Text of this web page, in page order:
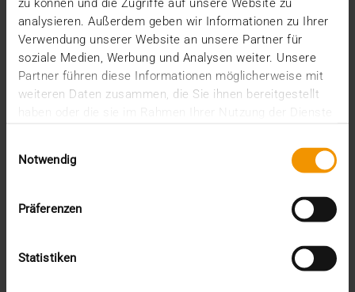
zu können und die Zugriffe auf unsere Website zu
analysieren. Außerdem geben wir Informationen zu Ihrer
Verwendung unserer Website an unsere Partner für
soziale Medien, Werbung und Analysen weiter. Unsere
Partner führen diese Informationen möglicherweise mit
weiteren Daten zusammen, die Sie ihnen bereitgestellt
Notwendig
Präferenzen
Statistiken
VISUS HEALTH IT
MEHR ERFAHREN